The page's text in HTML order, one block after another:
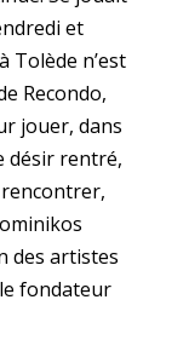
et
Tolède n’est
Recondo,
jouer, dans
désir rentré,
des artistes
fondateur